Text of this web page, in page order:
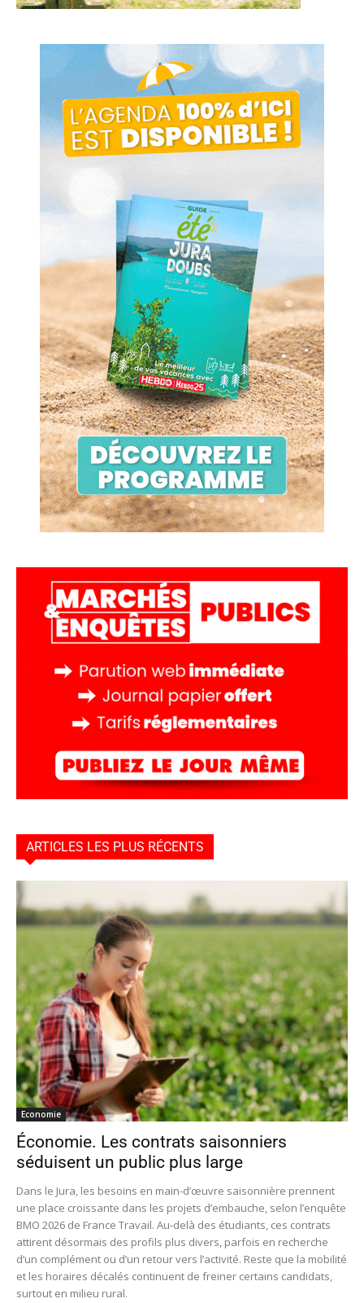
ARTICLES LES PLUS RÉCENTS
Economie
Économie. Les contrats saisonniers
séduisent un public plus large
Dans le Jura, les besoins en main-d’œuvre saisonnière prennent
une place croissante dans les projets d’embauche, selon l’enquête
BMO 2026 de France Travail. Au-delà des étudiants, ces contrats
attirent désormais des profils plus divers, parfois en recherche
d’un complément ou d’un retour vers l’activité. Reste que la mobilité
et les horaires décalés continuent de freiner certains candidats,
surtout en milieu rural.